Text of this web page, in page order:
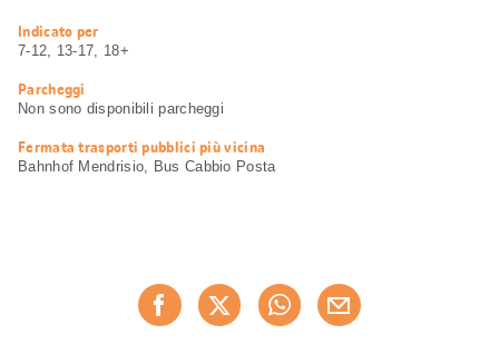
Informazioni
utili
Indicato per
7-12, 13-17, 18+
Parcheggi
Non sono disponibili parcheggi
Fermata trasporti pubblici più vicina
Bahnhof Mendrisio, Bus Cabbio Posta
Consiglia ora